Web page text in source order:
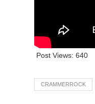
Post Views: 640
CRAMMERROCK